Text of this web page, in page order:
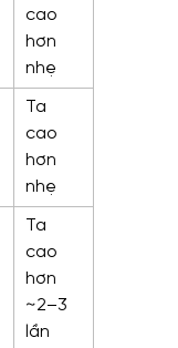
cao
hơn
nhẹ
Ta
cao
hơn
nhẹ
Ta
cao
hơn
~2–3
lần